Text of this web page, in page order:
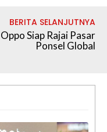
BERITA SELANJUTNYA
Oppo Siap Rajai Pasar
Ponsel Global